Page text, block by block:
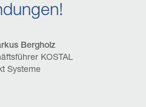
Bergholz
KOSTAL
Systeme